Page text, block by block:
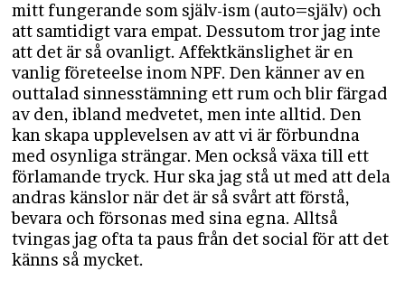
mitt fungerande som själv-ism (auto=själv) och
att samtidigt vara empat. Dessutom tror jag inte
att det är så ovanligt. Affektkänslighet är en
vanlig företeelse inom NPF. Den känner av en
outtalad sinnesstämning ett rum och blir färgad
av den, ibland medvetet, men inte alltid. Den
kan skapa upplevelsen av att vi är förbundna
med osynliga strängar. Men också växa till ett
förlamande tryck. Hur ska jag stå ut med att dela
andras känslor när det är så svårt att förstå,
bevara och försonas med sina egna. Alltså
tvingas jag ofta ta paus från det social för att det
känns så mycket.